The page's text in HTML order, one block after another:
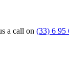
a call on (33) 6 95